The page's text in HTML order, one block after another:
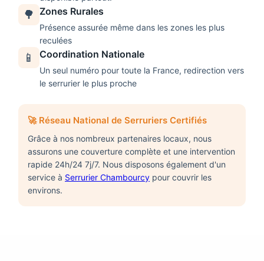
🌳 Zones Rurales
Présence assurée même dans les zones les plus
reculées
📱 Coordination Nationale
Un seul numéro pour toute la France, redirection vers
le serrurier le plus proche
🚀 Réseau National de Serruriers Certifiés
Grâce à nos nombreux partenaires locaux, nous
assurons une couverture complète et une intervention
rapide 24h/24 7j/7. Nous disposons également d'un
service à Serrurier Chambourcy pour couvrir les
environs.